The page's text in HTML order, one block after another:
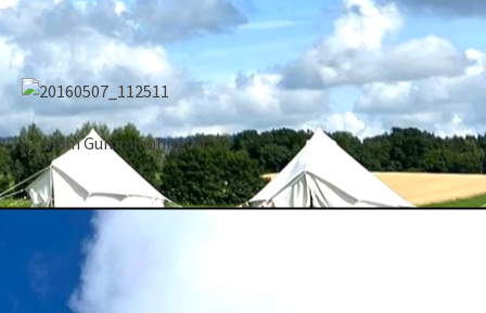
… beim Gummihuhngolf